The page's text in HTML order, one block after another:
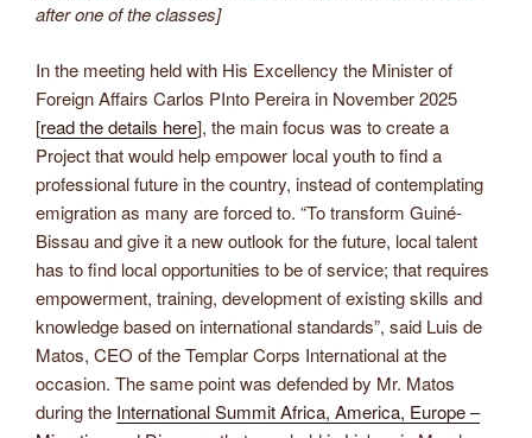
after one of the classes]
In the meeting held with His Excellency the Minister of
Foreign Affairs Carlos PInto Pereira in November 2025
[read the details here], the main focus was to create a
Project that would help empower local youth to find a
professional future in the country, instead of contemplating
emigration as many are forced to. “To transform Guiné-
Bissau and give it a new outlook for the future, local talent
has to find local opportunities to be of service; that requires
empowerment, training, development of existing skills and
knowledge based on international standards”, said Luis de
Matos, CEO of the Templar Corps International at the
occasion. The same point was defended by Mr. Matos
during the International Summit Africa, America, Europe –